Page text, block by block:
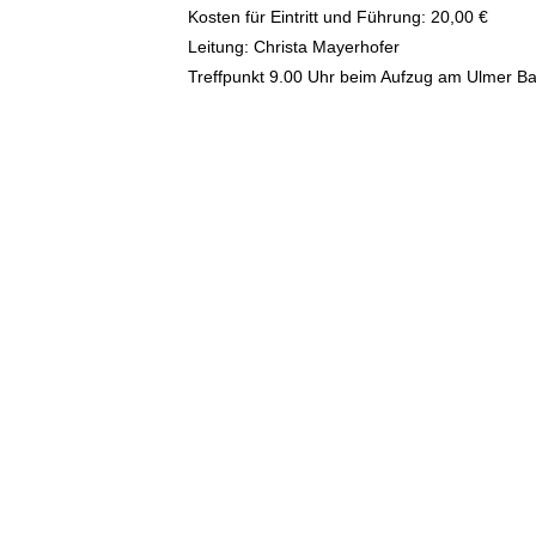
Kosten für Eintritt und Führung: 20,00 €
Leitung: Christa Mayerhofer
Treffpunkt 9.00 Uhr beim Aufzug am Ulmer